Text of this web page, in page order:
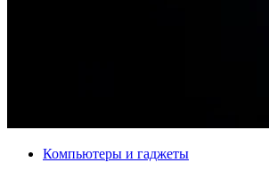
Компьютеры и гаджеты